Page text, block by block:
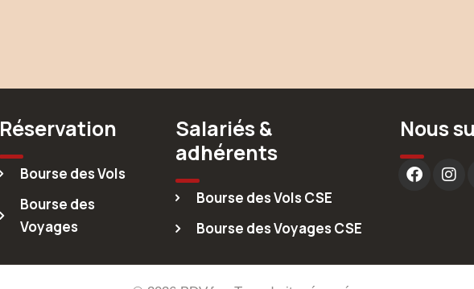
Réservation
Bourse des Vols
Bourse des
Voyages
Salariés &
adhérents
Bourse des Vols CSE
Bourse des Voyages CSE
Nous